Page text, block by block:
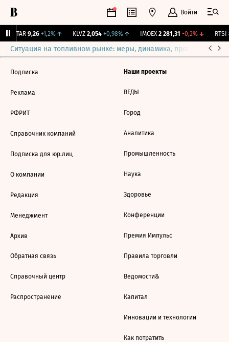
Войти
UTAR 9,26 +1,2%↑ KLVZ 2,054 +0,98%↑ IMOEX 2 281,31 -0,2%↓ RTSI
Ситуация на топливном рынке: меры, динамика, прогнозы
Подписка
Реклама
РФРИТ
Справочник компаний
Подписка для юр.лиц
О компании
Редакция
Менеджмент
Архив
Обратная связь
Справочный центр
Распространение
Наши проекты
ВЕДЫ
Город
Аналитика
Промышленность
Наука
Здоровье
Конференции
Премия Импульс
Правила торговли
Ведомости&
Капитал
Инновации и технологии
Как потратить